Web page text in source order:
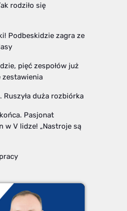
rodziło się
Podbeskidzie zagra ze
pięć zespołów już
zestawienia
Ruszyła duża rozbiórka
Pasjonat
w V lidze! „Nastroje są